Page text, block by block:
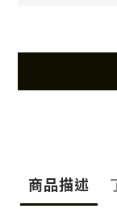
商品描述